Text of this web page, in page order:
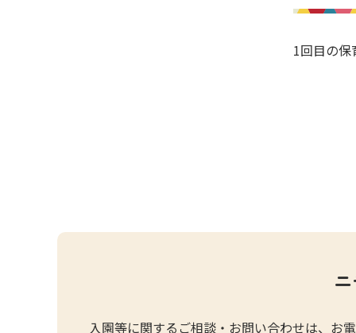
1回目の
入園等に関するご相談・お問い合わせは、お